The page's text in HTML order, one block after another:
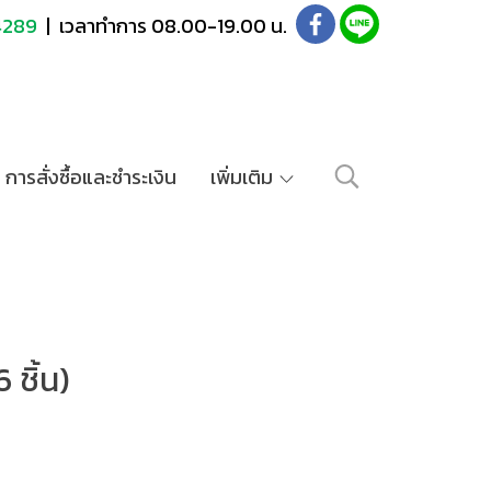
| เวลาทำการ 08.00-19.00 น.
การสั่งซื้อและชำระเงิน เพิ่มเติม
ชิ้น)